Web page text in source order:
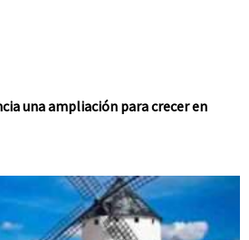
una ampliación para crecer en